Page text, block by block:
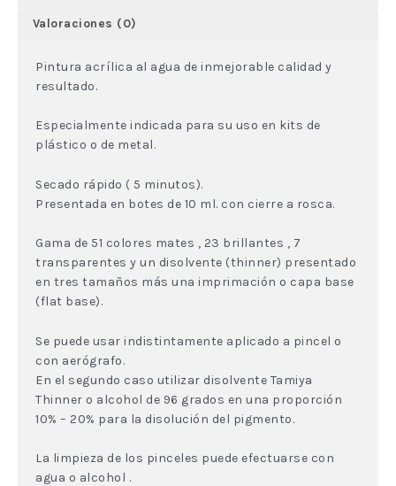
Valoraciones (0)
Pintura acrílica al agua de inmejorable calidad y
resultado.
Especialmente indicada para su uso en kits de
plástico o de metal.
Secado rápido ( 5 minutos).
Presentada en botes de 10 ml. con cierre a rosca.
Gama de 51 colores mates , 23 brillantes , 7
transparentes y un disolvente (thinner) presentado
en tres tamaños más una imprimación o capa base
(flat base).
Se puede usar indistintamente aplicado a pincel o
con aerógrafo.
En el segundo caso utilizar disolvente Tamiya
Thinner o alcohol de 96 grados en una proporción
10% – 20% para la disolución del pigmento.
La limpieza de los pinceles puede efectuarse con
agua o alcohol .